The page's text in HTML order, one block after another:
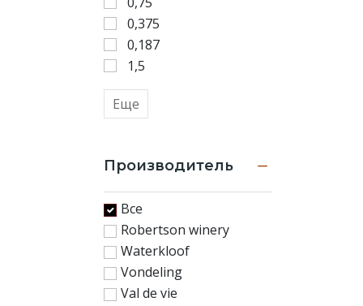
0,375
0,187
1,5
Еще
Производитель
Все
Robertson winery
Waterkloof
Vondeling
Val de vie